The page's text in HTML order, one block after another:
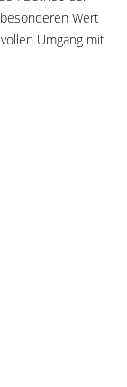
Wert
Umgang mit